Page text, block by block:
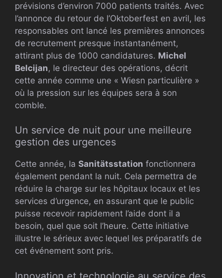
prévisions d’environ 7000 patients traités. Avec
l’annonce du retour de l’Oktoberfest en avril, les
responsables ont lancé les premières annonces
de recrutement presque instantanément,
attirant plus de 1000 candidatures. Michel
Belcijan, le directeur des opérations, décrit
cette année comme une « Wiesn particulière »
où la pression sur les équipes sera à son
comble.
Un service de nuit pour une meilleure
gestion des urgences
Cette année, la Sanitätsstation fonctionnera
également pendant la nuit. Cela permettra de
réduire la charge sur les hôpitaux locaux et les
services d’urgence, en assurant que le public
puisse recevoir rapidement l’aide dont il a
besoin, quel que soit l’heure. Cette initiative
illustre le sérieux avec lequel les préparatifs de
cet événement sont pris.